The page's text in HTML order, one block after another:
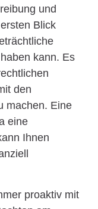
und
Blick
kann. Es
den
machen. Eine
eine
Ihnen
proaktiv mit